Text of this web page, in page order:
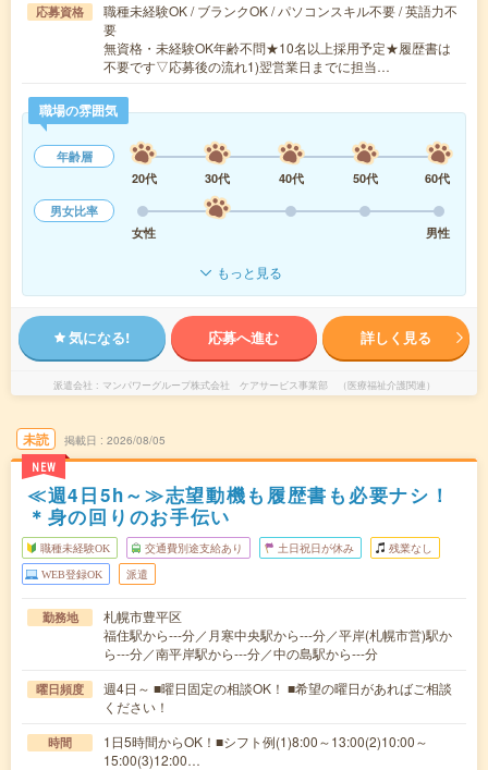
応募資格
職種未経験OK / ブランクOK / パソコンスキル不要 / 英語力不
要
無資格・未経験OK年齢不問★10名以上採用予定★履歴書は
不要です▽応募後の流れ1)翌営業日までに担当…
職場の雰囲気
年齢層
20代
30代 40代 50代
60代
男女比率
女性
男性
もっと見る
気になる! 応募へ進む 詳しく見る
派遣会社 マンパワーグループ株式会社 ケアサービス事業部 （医療福祉介護関連）
未読
NEW
掲載日 2026/08/05
≪週4日5h～≫志望動機も履歴書も必要ナシ！
＊身の回りのお手伝い
職種未経験OK 交通費別途支給あり 土日祝日が休み 残業なし
WEB登録OK 派遣
勤務地
札幌市豊平区
福住駅から---分／月寒中央駅から---分／平岸(札幌市営)駅か
ら---分／南平岸駅から---分／中の島駅から---分
曜日頻度
週4日～ ■曜日固定の相談OK！ ■希望の曜日があればご相談
ください！
時間
1日5時間からOK！■シフト例(1)8:00～13:00(2)10:00～
15:00(3)12:00…